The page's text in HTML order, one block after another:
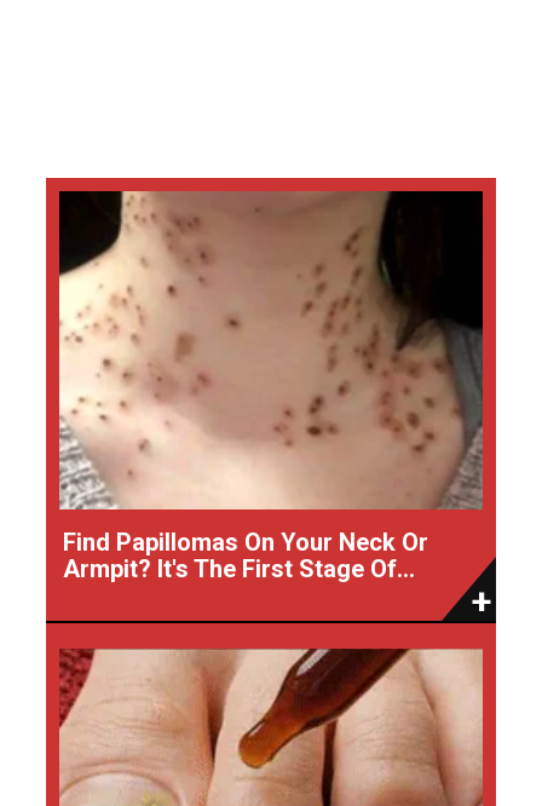
Find Papillomas On Your Neck Or
Armpit? It's The First Stage Of...